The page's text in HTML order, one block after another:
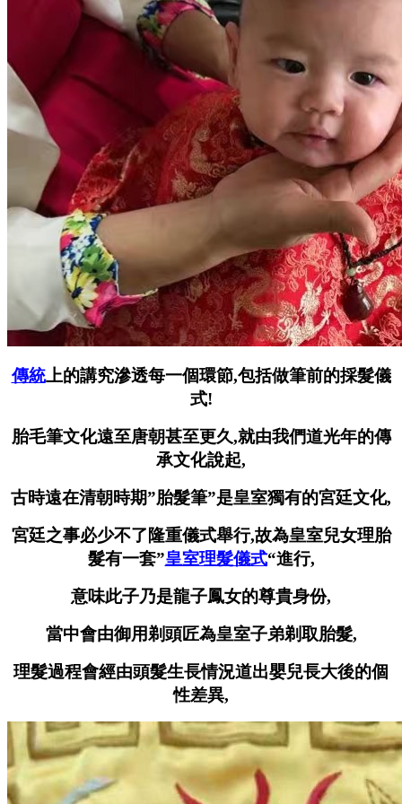
傳統上的講究滲透每一個環節,包括做筆前的採髮儀
式!
胎毛筆文化遠至唐朝甚至更久,就由我們道光年的傳
承文化說起,
古時遠在清朝時期”胎髮筆”是皇室獨有的宮廷文化,
宮廷之事必少不了隆重儀式舉行,故為皇室兒女理胎
髮有一套”皇室理髮儀式“進行,
意味此子乃是龍子鳳女的尊貴身份,
當中會由御用剃頭匠為皇室子弟剃取胎髮,
理髮過程會經由頭髮生長情況道出嬰兒長大後的個
性差異,